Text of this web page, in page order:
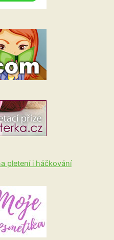
pletení i háčkování